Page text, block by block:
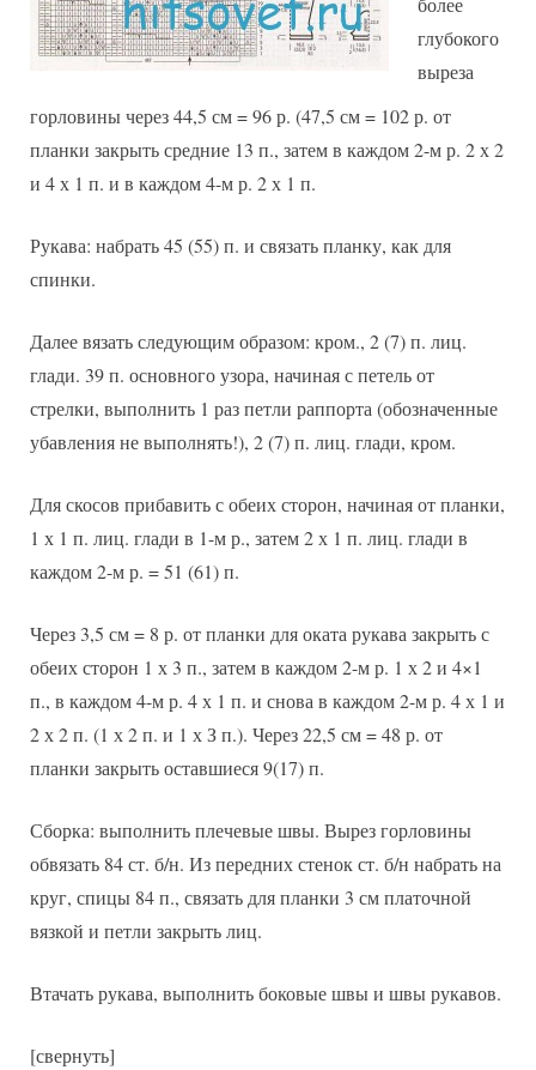
глубокого
выреза
горловины через 44,5 см = 96 р. (47,5 см = 102 р. от
планки закрыть средние 13 п., затем в каждом 2-м р. 2 х 2
и 4 х 1 п. и в каждом 4-м р. 2 х 1 п.
Рукава: набрать 45 (55) п. и связать планку, как для
спинки.
Далее вязать следующим образом: кром., 2 (7) п. лиц.
глади. 39 п. основного узора, начиная с петель от
стрелки, выполнить 1 раз петли раппорта (обозначенные
убавления не выполнять!), 2 (7) п. лиц. глади, кром.
Для скосов прибавить с обеих сторон, начиная от планки,
1 х 1 п. лиц. глади в 1-м р., затем 2 х 1 п. лиц. глади в
каждом 2-м р. = 51 (61) п.
Через 3,5 см = 8 р. от планки для оката рукава закрыть с
обеих сторон 1 х 3 п., затем в каждом 2-м р. 1 х 2 и 4×1
п., в каждом 4-м р. 4 х 1 п. и снова в каждом 2-м р. 4 х 1 и
2 х 2 п. (1 х 2 п. и 1 х З п.). Через 22,5 см = 48 р. от
планки закрыть оставшиеся 9(17) п.
Сборка: выполнить плечевые швы. Вырез горловины
обвязать 84 ст. б/н. Из передних стенок ст. б/н набрать на
круг, спицы 84 п., связать для планки 3 см платочной
вязкой и петли закрыть лиц.
Втачать рукава, выполнить боковые швы и швы рукавов.
[свернуть]